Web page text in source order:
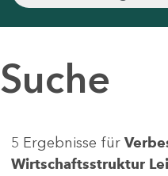
Suche
5 Ergebnisse für
Wirtschaftsstruktur